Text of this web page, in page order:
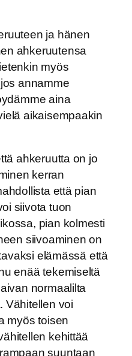
ja hänen
ahkeruutensa
myös
annamme
aina
aikaisempaakin
ahkeruutta on jo
kerran
että pian
siivota tuon
pian kolmesti
siivoaminen on
elämässä että
enää tekemiseltä
normaalilta
Vähitellen voi
myös toisen
kehittää
suuntaan